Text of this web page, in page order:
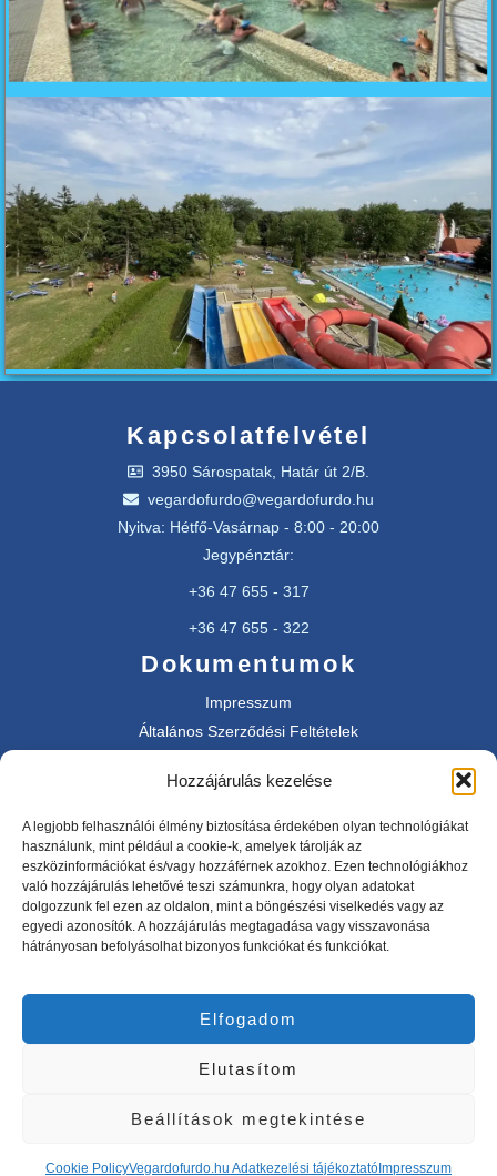
Hozzájárulás kezelése
A legjobb felhasználói élmény biztosítása érdekében olyan technológiákat
használunk, mint például a cookie-k, amelyek tárolják az
eszközinformációkat és/vagy hozzáférnek azokhoz. Ezen technológiákhoz
való hozzájárulás lehetővé teszi számunkra, hogy olyan adatokat
dolgozzunk fel ezen az oldalon, mint a böngészési viselkedés vagy az
egyedi azonosítók. A hozzájárulás megtagadása vagy visszavonása
hátrányosan befolyásolhat bizonyos funkciókat és funkciókat.
Elfogadom
Elutasítom
Beállítások megtekintése
Cookie PolicyVegardofurdo.hu Adatkezelési tájékoztató Impresszum
Rólunk
Sárospatak városában kezdődik. Az itt található fürdő népszerű
célpont a helyiek és a turisták körében, köszönhetően gyógyhatású
történetét az első kútfúrástól napjainkig.
Dokumentumok
Impresszum
Általános Szerződési Feltételek
SimplePay fizetési információ
Kapcsolatfelvétel
3950 Sárospatak, Határ út 2/B.
vegardofurdo@vegardofurdo.hu
Nyitva: Hétfő-Vasárnap - 8:00 - 20:00
Jegypénztár:
+36 47 655 - 317
+36 47 655 - 322